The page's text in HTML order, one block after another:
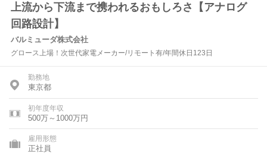
上流から下流まで携われるおもしろさ【アナログ
回路設計】
バルミューダ株式会社
グロース上場！次世代家電メーカー/リモート有/年間休日123日
勤務地
東京都
初年度年収
500万～1000万円
雇用形態
正社員